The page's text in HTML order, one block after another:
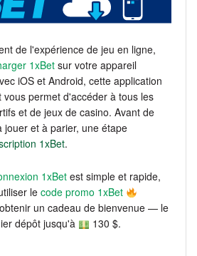
de l'expérience de jeu en ligne,
1xBet sur votre appareil
iOS et Android, cette application
permet d'accéder à tous les
et de jeux de casino. Avant de
jouer et à parier, une étape
1xBet.
1xBet est simple et rapide,
le code promo 1xBet
un cadeau de bienvenue — le
dépôt jusqu'à
130 $.